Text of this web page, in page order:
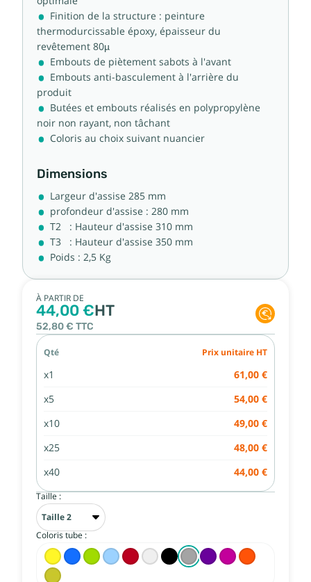
Finition de la structure : peinture
thermodurcissable époxy, épaisseur du
revêtement 80µ
Embouts de piètement sabots à l'avant
Embouts anti-basculement à l'arrière du
produit
Butées et embouts réalisés en polypropylène
noir non rayant, non tâchant
Coloris au choix suivant nuancier
Dimensions
Largeur d'assise 285 mm
profondeur d'assise : 280 mm
T2 : Hauteur d'assise 310 mm
T3 : Hauteur d'assise 350 mm
Poids : 2,5 Kg
À PARTIR DE
44,00 €HT
52,80 € TTC
Qté Prix unitaire HT
x1 61,00 €
x5 54,00 €
x10 49,00 €
x25 48,00 €
x40 44,00 €
Taille :
Coloris tube :